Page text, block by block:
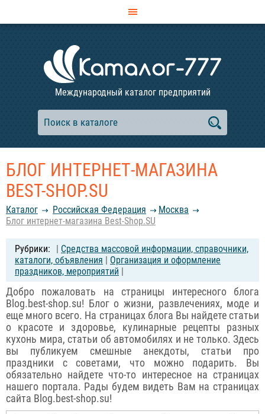
Международный каталог предприятий
БЛОГ ИНТЕРНЕТ-МАГАЗИНА
BEST-SHOP.SU
Каталог Российcкая Федерация
Москва
Блог интернет-магазина Best-Shop.SU
| Средства массовой информации, справочники,
каталоги, объявления | Организация и оформление
праздников, мероприятий |
Добро пожаловать на страницы интересного блога
Blog.best-shop.su! Блог о жизни, развлечениях, моде и
еще много всего. На страницах блога Вы найдете статьи
о красоте и здоровье, кулинарные рецепты разных
кухонь мира, статьи об автомобилях и не только. Здесь
вы публикуем смешные анекдоты, статьи про
праздники с советами, что можно подарить. Вы
обязательно найдете что-то интересное на страницах
нашего портала. Рады будем видеть Вам на страницах
сайта Blog.best-shop.su!